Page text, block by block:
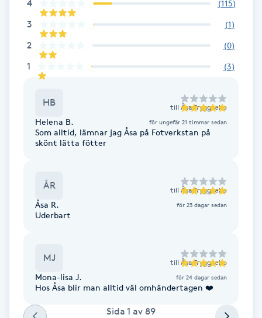
Color correction
Cryoterapi
Damklippning
Dermapen
Enzympeeling
Extensions borttagning
Eyeliner-tatuering
4 (115)
3 (1)
2 (0)
1 (3)
HB till Åsa Tryggvebo
Helena B. för ungefär 21 timmar sedan
Som alltid, lämnar jag Åsa på Fotverkstan på
skönt lätta fötter
ÅR till Åsa Tryggvebo
Åsa R. för 23 dagar sedan
Uderbart
MJ till Åsa Tryggvebo
Mona-lisa J. för 24 dagar sedan
Hos Åsa blir man alltid väl omhändertagen ❤️
Sida 1 av 89